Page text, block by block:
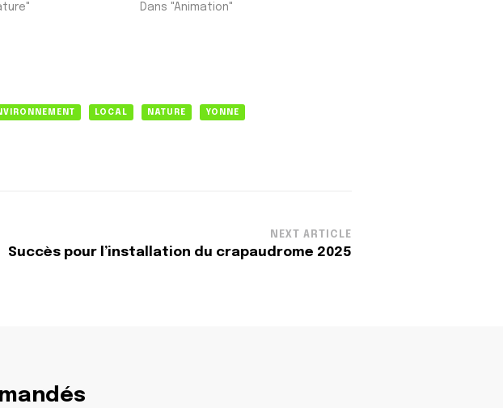
Dans "Animation"
LOCAL NATURE YONNE
NEXT ARTICLE
Succès pour l’installation du crapaudrome 2025